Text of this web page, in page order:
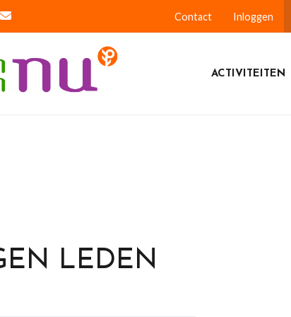
Contact Inloggen
ACTIVITEITEN
LEDEN